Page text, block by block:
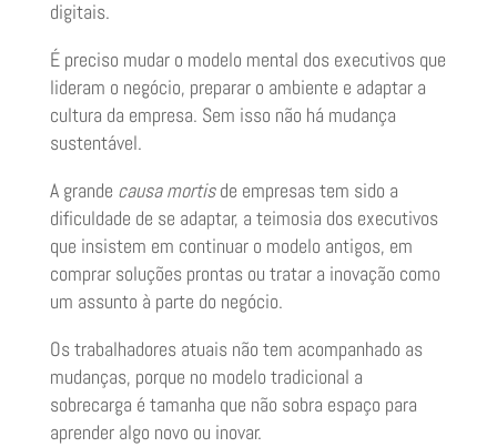
digitais.
É preciso mudar o modelo mental dos executivos que
lideram o negócio, preparar o ambiente e adaptar a
cultura da empresa. Sem isso não há mudança
sustentável.
A grande causa mortisde empresas tem sido a
dificuldade de se adaptar, a teimosia dos executivos
que insistem em continuar o modelo antigos, em
comprar soluções prontas ou tratar a inovação como
um assunto à parte do negócio.
Os trabalhadores atuais não tem acompanhado as
mudanças, porque no modelo tradicional a
sobrecarga é tamanha que não sobra espaço para
aprender algo novo ou inovar.